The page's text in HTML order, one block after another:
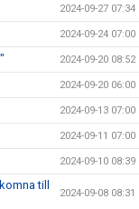
2024-09-27 07:34
2024-09-24 07:00
2024-09-20 08:52
2024-09-20 06:00
2024-09-13 07:00
2024-09-11 07:00
2024-09-10 08:39
till
2024-09-08 08:31